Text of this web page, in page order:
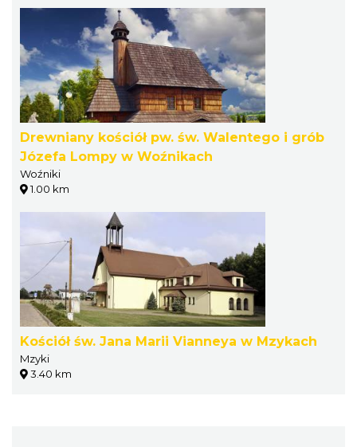
Drewniany kościół pw. św. Walentego i grób
Józefa Lompy w Woźnikach
Woźniki
1.00 km
Kościół św. Jana Marii Vianneya w Mzykach
Mzyki
3.40 km